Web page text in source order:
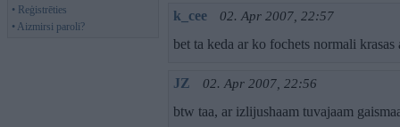
• Reģistrēties
• Aizmirsi paroli?
k_cee 02. Apr 2007, 22:57
bet ta keda ar ko fochets normali krasas
JZ 02. Apr 2007, 22:56
btw taa, ar izlijushaam tuvajaam